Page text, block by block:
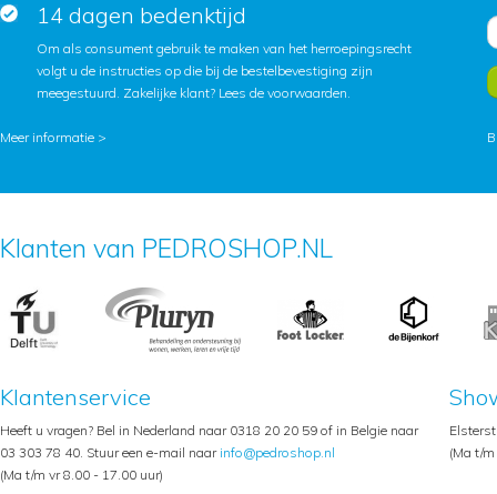
14 dagen bedenktijd
Om als consument gebruik te maken van het herroepingsrecht
volgt u de instructies op die bij de bestelbevestiging zijn
meegestuurd. Zakelijke klant? Lees de voorwaarden.
Meer informatie >
Klanten van PEDROSHOP.NL
Klantenservice
Heeft u vragen? Bel in Nederland naar 0318 20 20 59 of in Belgie naar
03 303 78 40. Stuur een e-mail naar info@pedroshop.nl
(Ma t/m vr 8.00 - 17.00 uur)
(Ma t/